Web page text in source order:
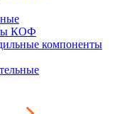
КОФ
компоненты